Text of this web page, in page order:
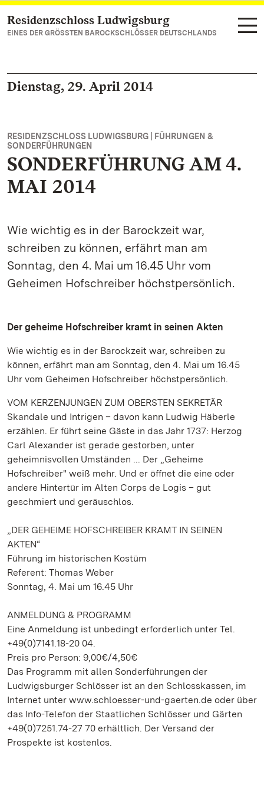
Zum Hauptinhalt springen
Residenzschloss Ludwigsburg
EINES DER GRÖSSTEN BAROCKSCHLÖSSER DEUTSCHLANDS
Dienstag, 29. April 2014
RESIDENZSCHLOSS LUDWIGSBURG | FÜHRUNGEN &
SONDERFÜHRUNGEN
SONDERFÜHRUNG AM 4.
MAI 2014
Wie wichtig es in der Barockzeit war,
schreiben zu können, erfährt man am
Sonntag, den 4. Mai um 16.45 Uhr vom
Geheimen Hofschreiber höchstpersönlich.
Der geheime Hofschreiber kramt in seinen Akten
Wie wichtig es in der Barockzeit war, schreiben zu
können, erfährt man am Sonntag, den 4. Mai um 16.45
Uhr vom Geheimen Hofschreiber höchstpersönlich.
VOM KERZENJUNGEN ZUM OBERSTEN SEKRETÄR
Skandale und Intrigen – davon kann Ludwig Häberle
erzählen. Er führt seine Gäste in das Jahr 1737: Herzog
Carl Alexander ist gerade gestorben, unter
geheimnisvollen Umständen ... Der „Geheime
Hofschreiber" weiß mehr. Und er öffnet die eine oder
andere Hintertür im Alten Corps de Logis – gut
geschmiert und geräuschlos.
„DER GEHEIME HOFSCHREIBER KRAMT IN SEINEN
AKTEN“
Führung im historischen Kostüm
Referent: Thomas Weber
Sonntag, 4. Mai um 16.45 Uhr
ANMELDUNG & PROGRAMM
Eine Anmeldung ist unbedingt erforderlich unter Tel.
+49(0)7141.18-20 04.
Preis pro Person: 9,00€/4,50€
Das Programm mit allen Sonderführungen der
Ludwigsburger Schlösser ist an den Schlosskassen, im
Internet unter www.schloesser-und-gaerten.de oder über
das Info-Telefon der Staatlichen Schlösser und Gärten
+49(0)7251.74-27 70 erhältlich. Der Versand der
Prospekte ist kostenlos.